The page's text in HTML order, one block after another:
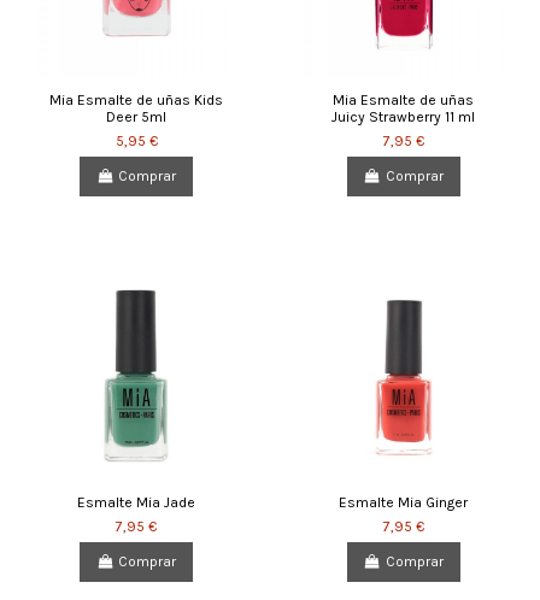
Mia Esmalte de uñas Kids
Deer 5ml
5,95 €
Comprar
Mia Esmalte de uñas
Juicy Strawberry 11 ml
7,95 €
Comprar
Esmalte Mia Jade
7,95 €
Comprar
Esmalte Mia Ginger
7,95 €
Comprar